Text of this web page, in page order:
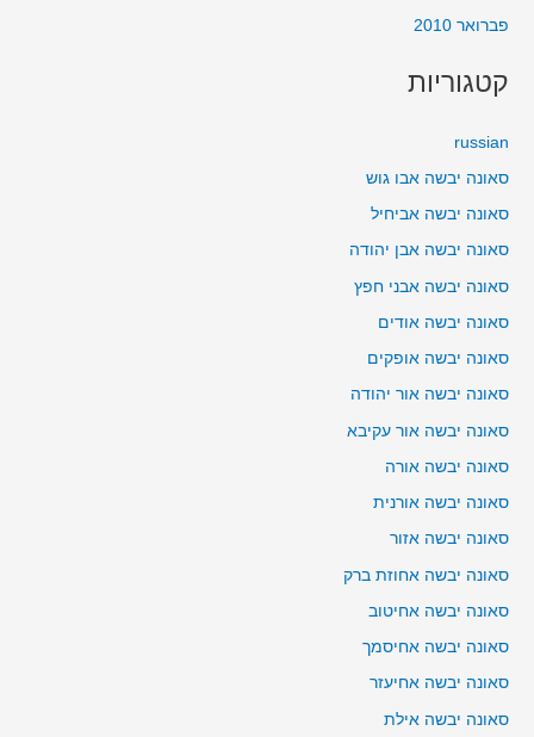
פברואר 2010
קטגוריות
russian
סאונה יבשה אבו גוש
סאונה יבשה אביחיל
סאונה יבשה אבן יהודה
סאונה יבשה אבני חפץ
סאונה יבשה אודים
סאונה יבשה אופקים
סאונה יבשה אור יהודה
סאונה יבשה אור עקיבא
סאונה יבשה אורה
סאונה יבשה אורנית
סאונה יבשה אזור
סאונה יבשה אחוזת ברק
סאונה יבשה אחיטוב
סאונה יבשה אחיסמך
סאונה יבשה אחיעזר
סאונה יבשה אילת